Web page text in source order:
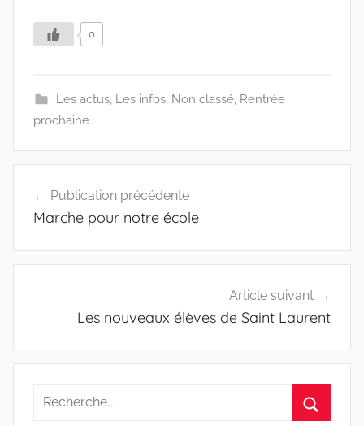
0
Les actus, Les infos, Non classé, Rentrée
prochaine
de
Publication précédente
Marche pour notre école
Article suivant
Les nouveaux élèves de Saint Laurent
Recherche